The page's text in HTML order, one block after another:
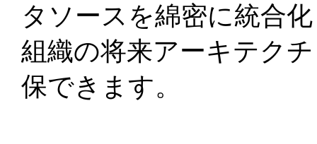
タソースを綿密に統合
組織の将来アーキテク
保できます。